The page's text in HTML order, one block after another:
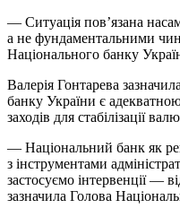
— Ситуація пов’язана
а не фундаментальними
Національного банку
Валерія Гонтарева
банку України є
заходів для стабілізації
— Національний банк як
з інструментами
застосуємо інтервенції —
зазначила Голова